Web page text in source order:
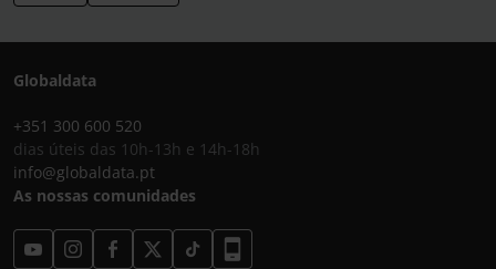
Globaldata
+351 300 600 520
dias úteis das 10h-13h e 14h-18h
info@globaldata.pt
As nossas comunidades